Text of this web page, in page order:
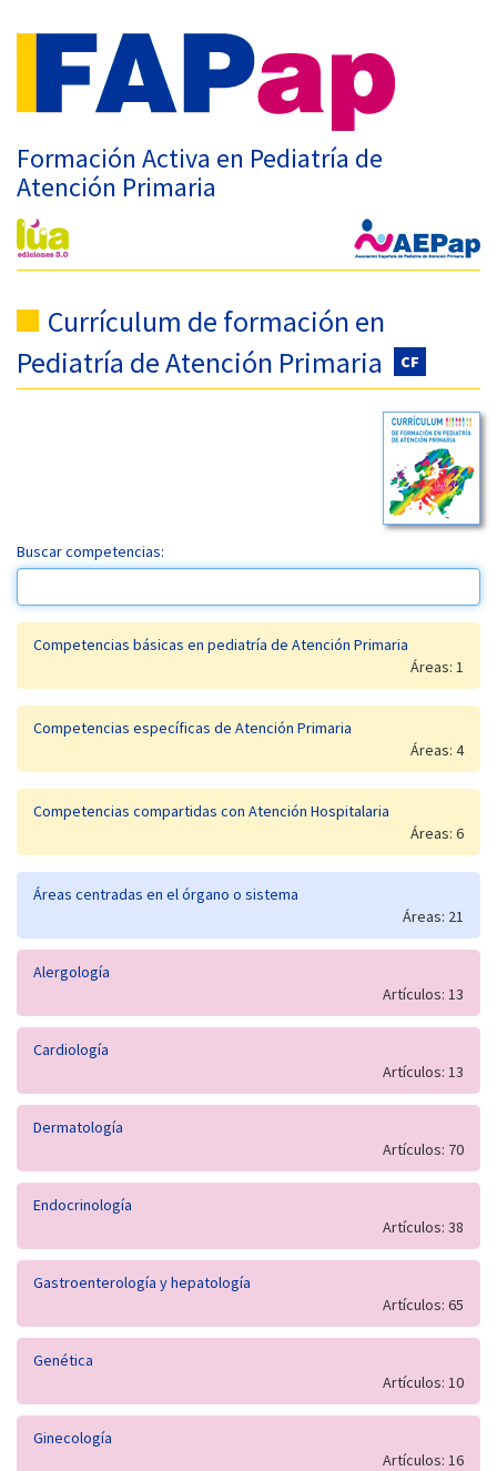
Formación Activa en Pediatría de
Atención Primaria
Currículum de formación en
Pediatría de Atención Primaria
CF
Buscar competencias:
Competencias básicas en pediatría de Atención Primaria
Áreas: 1
Competencias específicas de Atención Primaria
Áreas: 4
Competencias compartidas con Atención Hospitalaria
Áreas: 6
Áreas centradas en el órgano o sistema
Áreas: 21
Alergología
Artículos: 13
Cardiología
Artículos: 13
Dermatología
Artículos: 70
Endocrinología
Artículos: 38
Gastroenterología y hepatología
Artículos: 65
Genética
Artículos: 10
Ginecología
Artículos: 16